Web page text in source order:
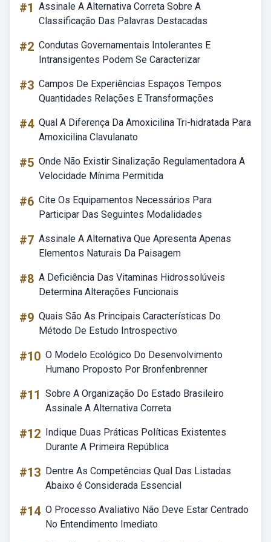
#1 Assinale A Alternativa Correta Sobre A
Classificação Das Palavras Destacadas
#2 Condutas Governamentais Intolerantes E
Intransigentes Podem Se Caracterizar
#3 Campos De Experiências Espaços Tempos
Quantidades Relações E Transformações
#4 Qual A Diferença Da Amoxicilina Tri-hidratada Para
Amoxicilina Clavulanato
#5 Onde Não Existir Sinalização Regulamentadora A
Velocidade Mínima Permitida
#6 Cite Os Equipamentos Necessários Para
Participar Das Seguintes Modalidades
#7 Assinale A Alternativa Que Apresenta Apenas
Elementos Naturais Da Paisagem
#8 A Deficiência Das Vitaminas Hidrossolúveis
Determina Alterações Funcionais
#9 Quais São As Principais Características Do
Método De Estudo Introspectivo
#10 O Modelo Ecológico Do Desenvolvimento
Humano Proposto Por Bronfenbrenner
#11 Sobre A Organização Do Estado Brasileiro
Assinale A Alternativa Correta
#12 Indique Duas Práticas Políticas Existentes
Durante A Primeira República
#13 Dentre As Competências Qual Das Listadas
Abaixo é Considerada Essencial
#14 O Processo Avaliativo Não Deve Estar Centrado
No Entendimento Imediato